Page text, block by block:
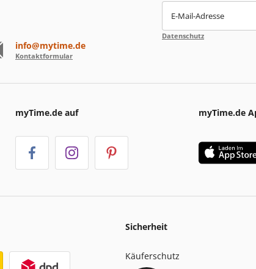
info@mytime.de
Kontaktformular
E-Mail-Adresse
Datenschutz
myTime.de auf myTime.de
Sicherheit
Käuferschutz